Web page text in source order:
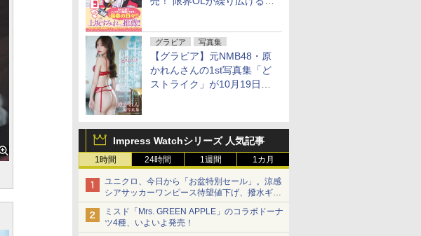
グラビア 写真集
【グラビア】元NMB48・原
かれんさんの1st写真集「ど
ストライク」が10月19日発
Impress Watchシリーズ 人気記事
1時間 24時間 1週間 1カ月
ユニクロ、今日から「お盆特別セール」。涼感
シアサッカーワンピース待望値下げ、撥水ギア
ショーツは1990円に
ミスド「Mrs. GREEN APPLE」のコラボドーナ
ツ4種、いよいよ発売！